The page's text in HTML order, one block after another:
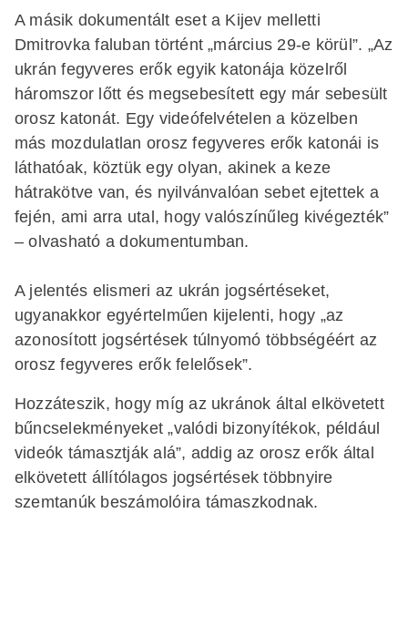
A másik dokumentált eset a Kijev melletti
Dmitrovka faluban történt „március 29-e körül”. „Az
ukrán fegyveres erők egyik katonája közelről
háromszor lőtt és megsebesített egy már sebesült
orosz katonát. Egy videófelvételen a közelben
más mozdulatlan orosz fegyveres erők katonái is
láthatóak, köztük egy olyan, akinek a keze
hátrakötve van, és nyilvánvalóan sebet ejtettek a
fején, ami arra utal, hogy valószínűleg kivégezték”
– olvasható a dokumentumban.
A jelentés elismeri az ukrán jogsértéseket,
ugyanakkor egyértelműen kijelenti, hogy „az
azonosított jogsértések túlnyomó többségéért az
orosz fegyveres erők felelősek”.
Hozzáteszik, hogy míg az ukránok által elkövetett
bűncselekményeket „valódi bizonyítékok, például
videók támasztják alá”, addig az orosz erők által
elkövetett állítólagos jogsértések többnyire
szemtanúk beszámolóira támaszkodnak.